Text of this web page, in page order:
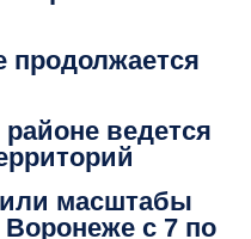
продолжается
ведется
масштабы
с 7 по